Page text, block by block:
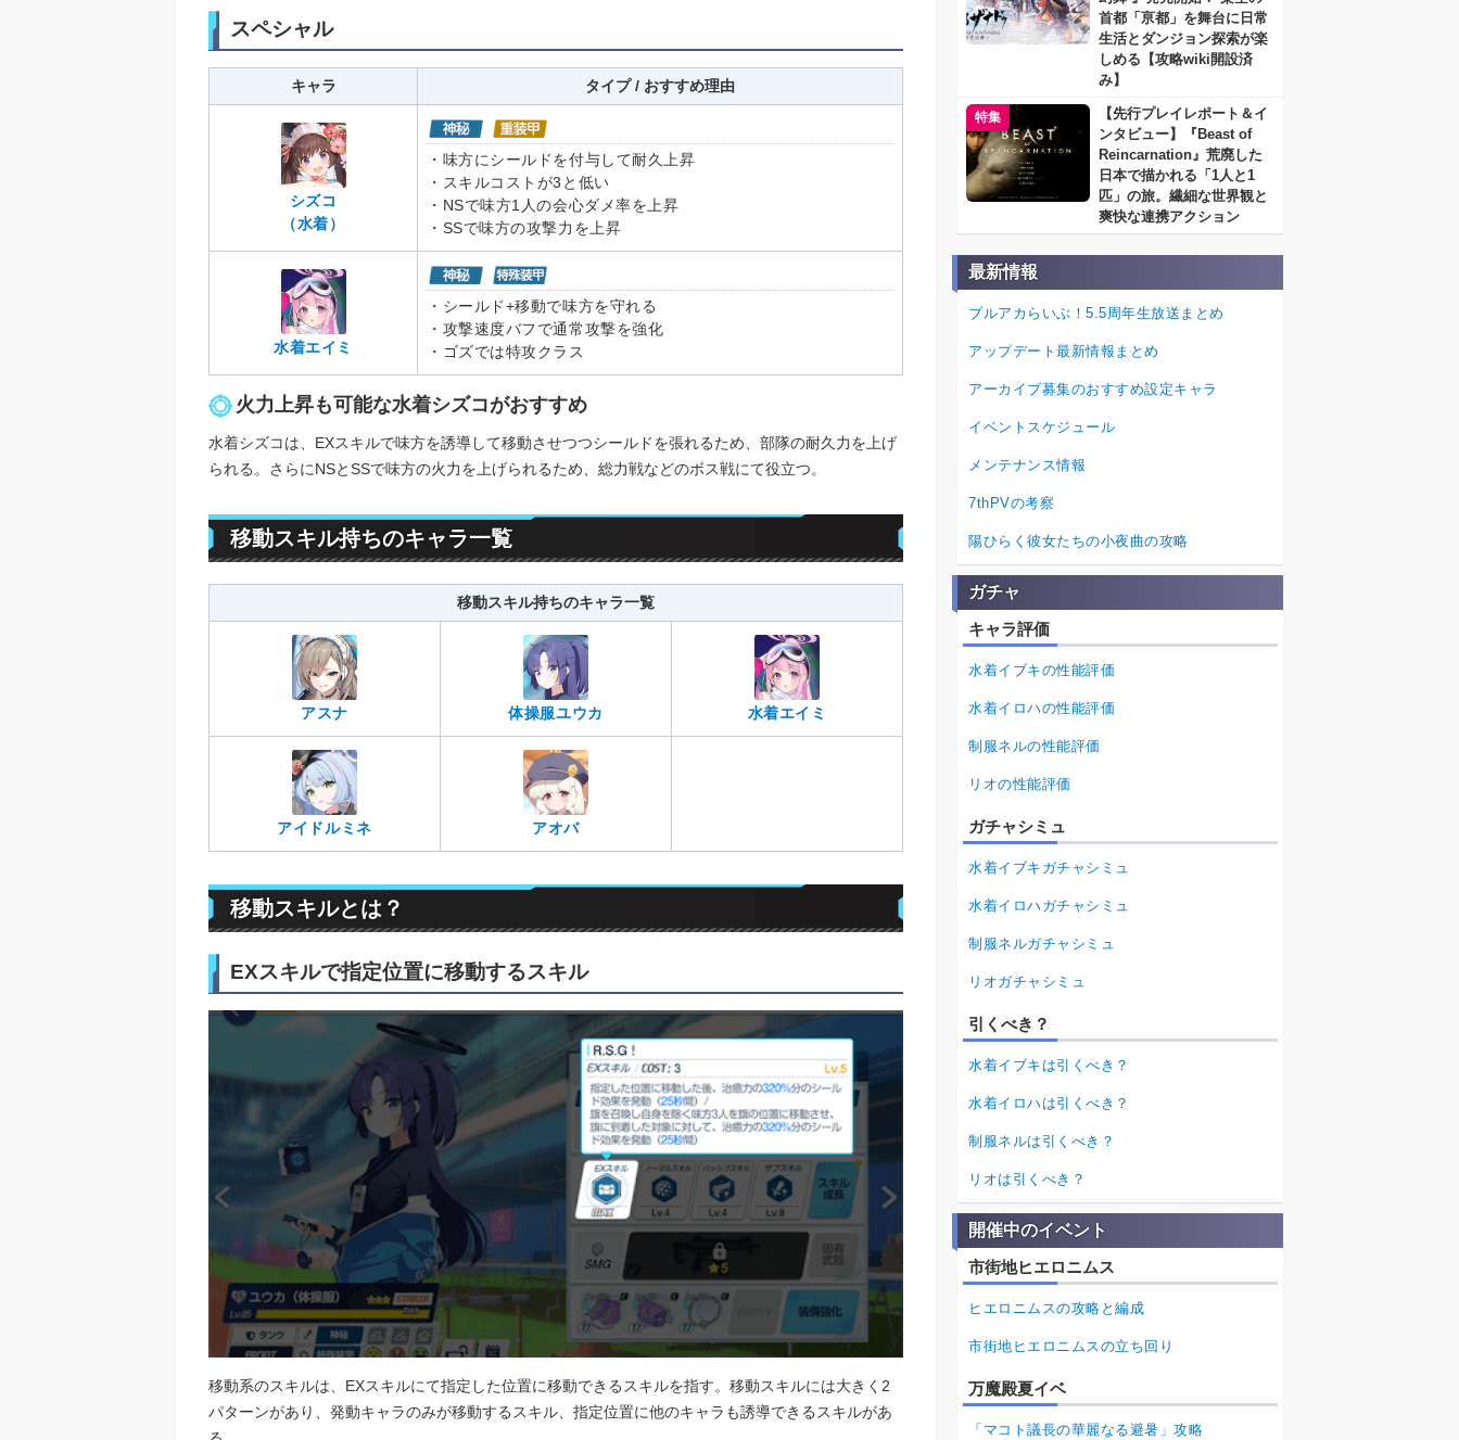
スペシャル
キャラ タイプ / おすすめ理由
シズコ
（水着）
・味方にシールドを付与して耐久上昇
・スキルコストが3と低い
・NSで味方1人の会心ダメ率を上昇
・SSで味方の攻撃力を上昇
水着エイミ
・シールド+移動で味方を守れる
・攻撃速度バフで通常攻撃を強化
・ゴズでは特攻クラス
火力上昇も可能な水着シズコがおすすめ
水着シズコは、EXスキルで味方を誘導して移動させつつシールドを張れるため、部隊の耐久力を上げ
られる。さらにNSとSSで味方の火力を上げられるため、総力戦などのボス戦にて役立つ。
移動スキル持ちのキャラ一覧
移動スキル持ちのキャラ一覧
アスナ 体操服ユウカ 水着エイミ
アイドルミネ アオバ
移動スキルとは？
EXスキルで指定位置に移動するスキル
移動系のスキルは、EXスキルにて指定した位置に移動できるスキルを指す。移動スキルには大きく2
パターンがあり、発動キャラのみが移動するスキル、指定位置に他のキャラも誘導できるスキルがあ
首都「亰都」を舞台に日常
生活とダンジョン探索が楽
しめる【攻略wiki開設済
み】
特集
【先行プレイレポート＆イ
ンタビュー】『Beast of
Reincarnation』荒廃した
日本で描かれる「1人と1
匹」の旅。繊細な世界観と
爽快な連携アクション
最新情報
ブルアカらいぶ！5.5周年生放送まとめ
アップデート最新情報まとめ
アーカイブ募集のおすすめ設定キャラ
イベントスケジュール
メンテナンス情報
7thPVの考察
陽ひらく彼女たちの小夜曲の攻略
ガチャ
キャラ評価
水着イブキの性能評価
水着イロハの性能評価
制服ネルの性能評価
リオの性能評価
ガチャシミュ
水着イブキガチャシミュ
水着イロハガチャシミュ
制服ネルガチャシミュ
リオガチャシミュ
引くべき？
水着イブキは引くべき？
水着イロハは引くべき？
制服ネルは引くべき？
リオは引くべき？
開催中のイベント
市街地ヒエロニムス
ヒエロニムスの攻略と編成
市街地ヒエロニムスの立ち回り
万魔殿夏イベ
「マコト議長の華麗なる避暑」攻略